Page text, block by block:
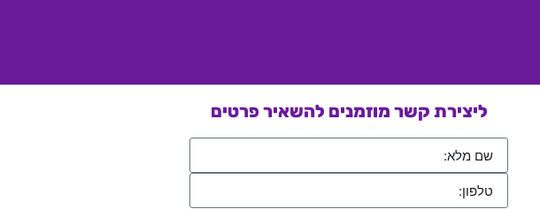
ליצירת קשר מוזמנים להשאיר פרטים